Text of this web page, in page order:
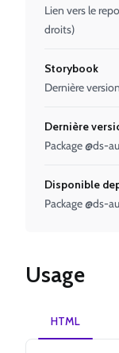
Lien vers le
droits)
Storybook
Dernière
Dernière
Package
Disponible
Package
Usage
HTML